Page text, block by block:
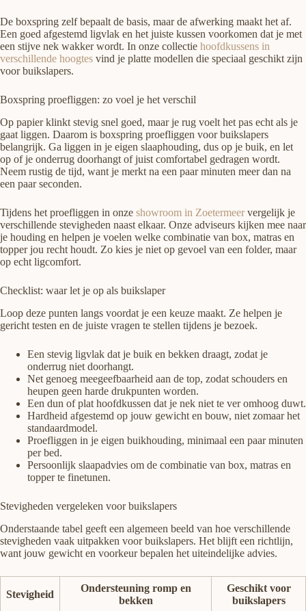
De boxspring zelf bepaalt de basis, maar de afwerking maakt het af.
Een goed afgestemd ligvlak en het juiste kussen voorkomen dat je met
een stijve nek wakker wordt. In onze collectie hoofdkussens in
verschillende hoogtes vind je platte modellen die speciaal geschikt zijn
voor buikslapers.
Boxspring proefliggen: zo voel je het verschil
Op papier klinkt stevig snel goed, maar je rug voelt het pas echt als je
gaat liggen. Daarom is boxspring proefliggen voor buikslapers
belangrijk. Ga liggen in je eigen slaaphouding, dus op je buik, en let
op of je onderrug doorhangt of juist comfortabel gedragen wordt.
Neem rustig de tijd, want je merkt na een paar minuten meer dan na
een paar seconden.
Tijdens het proefliggen in onze showroom in Zoetermeervergelijk je
verschillende stevigheden naast elkaar. Onze adviseurs kijken mee naar
je houding en helpen je voelen welke combinatie van box, matras en
topper jou recht houdt. Zo kies je niet op gevoel van een folder, maar
op echt ligcomfort.
Checklist: waar let je op als buikslaper
Loop deze punten langs voordat je een keuze maakt. Ze helpen je
gericht testen en de juiste vragen te stellen tijdens je bezoek.
Een stevig ligvlak dat je buik en bekken draagt, zodat je
onderrug niet doorhangt.
Net genoeg meegeefbaarheid aan de top, zodat schouders en
heupen geen harde drukpunten worden.
Een dun of plat hoofdkussen dat je nek niet te ver omhoog duwt.
Hardheid afgestemd op jouw gewicht en bouw, niet zomaar het
standaardmodel.
Proefliggen in je eigen buikhouding, minimaal een paar minuten
per bed.
Persoonlijk slaapadvies om de combinatie van box, matras en
topper te finetunen.
Stevigheden vergeleken voor buikslapers
Onderstaande tabel geeft een algemeen beeld van hoe verschillende
stevigheden vaak uitpakken voor buikslapers. Het blijft een richtlijn,
want jouw gewicht en voorkeur bepalen het uiteindelijke advies.
Stevigheid
Ondersteuning romp en
bekken
Geschikt voor
buikslapers